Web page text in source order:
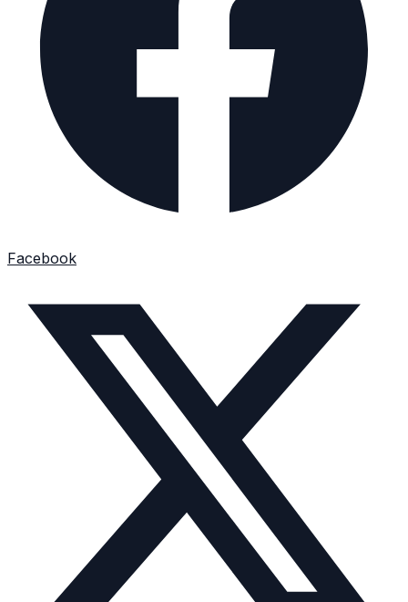
Facebook